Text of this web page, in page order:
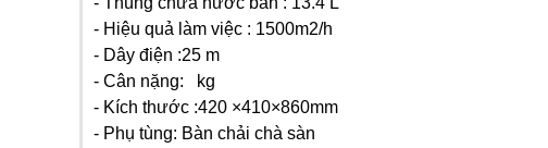
- Hiệu quả làm việc : 1500m2/h
- Dây điện :25 m
- Cân nặng: kg
- Kích thước :420 ×410×860mm
- Phụ tùng: Bàn chải chà sàn